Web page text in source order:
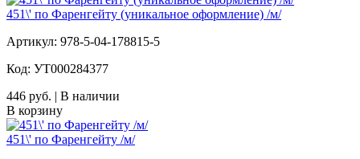
451\' по Фаренгейту (уникальное оформление) /м/
Артикул: 978-5-04-178815-5
Код: УТ000284377
446 руб. | В наличии
В корзину
451\' по Фаренгейту /м/